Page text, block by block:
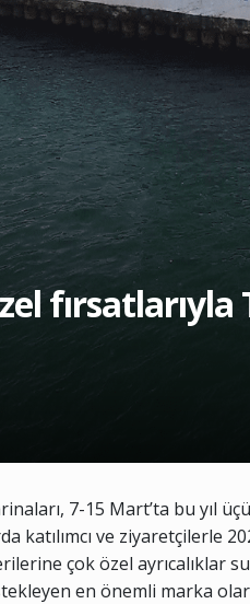
fırsatlarıyla
7-15 Mart’ta bu yıl
katılımcı ve ziyaretçilerle
çok özel
en önemli marka